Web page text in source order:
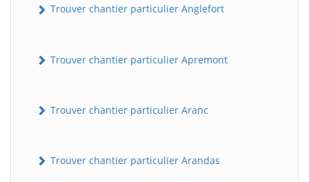
Trouver chantier particulier Anglefort
Trouver chantier particulier Apremont
Trouver chantier particulier Aranc
Trouver chantier particulier Arandas